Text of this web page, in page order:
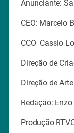
Anunciante:
CEO: Marcelo
CCO: Cassio
Direção de
Direção de
Redação:
Produção